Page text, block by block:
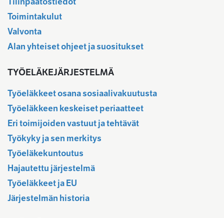
Toimintakulut
Valvonta
Alan yhteiset ohjeet ja suositukset
TYÖELÄKEJÄRJESTELMÄ
Työeläkkeet osana sosiaalivakuutusta
Työeläkkeen keskeiset periaatteet
Eri toimijoiden vastuut ja tehtävät
Työkyky ja sen merkitys
Työeläkekuntoutus
Hajautettu järjestelmä
Työeläkkeet ja EU
Järjestelmän historia